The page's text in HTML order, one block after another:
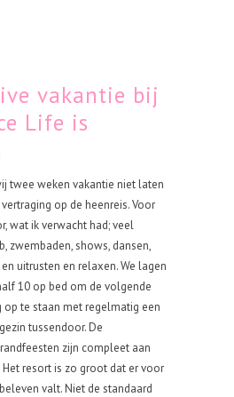
vakantie bij
Life is
twee weken vakantie niet laten
op de heenreis. Voor
wat ik verwacht had; veel
zwembaden, shows, dansen,
uitrusten en relaxen. We lagen
10 op bed om de volgende
op te staan met regelmatig een
tussendoor. De
zijn compleet aan
resort is zo groot dat er voor
valt. Niet de standaard